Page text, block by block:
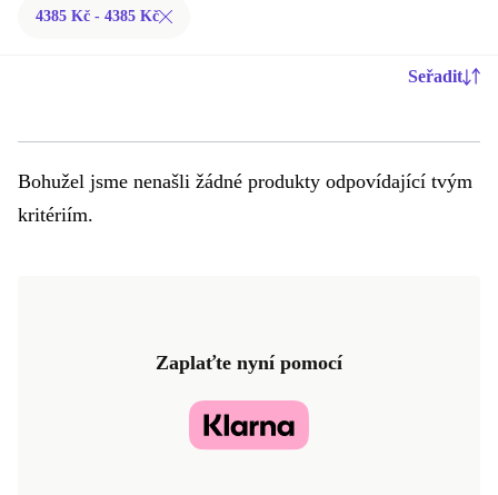
4385 Kč - 4385 Kč
Seřadit
Bohužel jsme nenašli žádné produkty odpovídající tvým
kritériím.
Zaplaťte nyní pomocí